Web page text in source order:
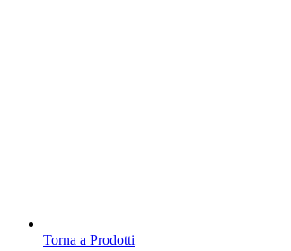
Torna a Prodotti